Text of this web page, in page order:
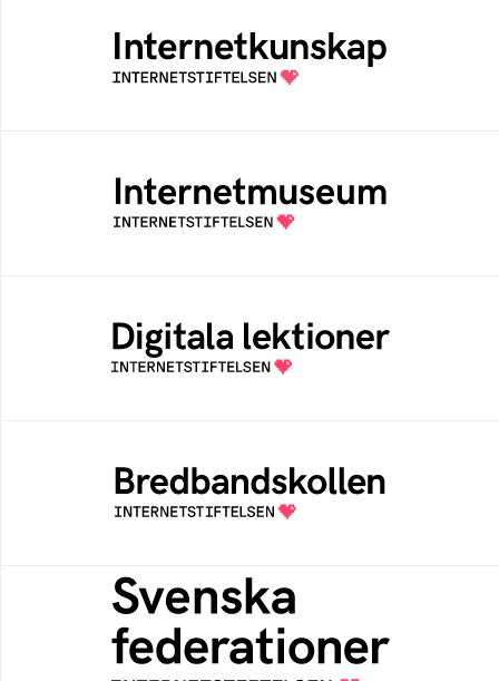
Samlad kunskap som hjälper dig att bli en
säker och medveten internetanvändare
Ett digitalt museum som byggts, och kureras
av Internetstiftelsen
Öppen digital lärresurs med färdiga lektioner
för alla stadier i grundskolan
Bredbandskollen är ett oberoende
konsumentverktyg som drivs av
Internetstiftelsen
Svenska federationer
Grunden för medlemskap i en sektors- eller
kontextspecifik federation